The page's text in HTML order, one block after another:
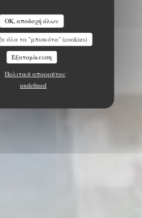
OK, αποδοχή όλων
όλα τα "μπισκότα" (cookies)
Εξατομίκευση
Πολιτική απορρήτου
undefined